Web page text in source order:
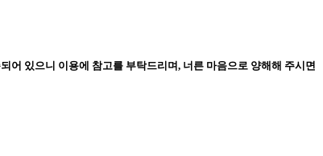
어 있으니 이용에 참고를 부탁드리며, 너른 마음으로 양해해 주시면